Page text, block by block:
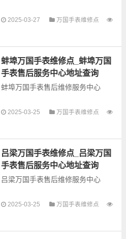
息，可以为您提供万国全型号手表
的故障检测维修，手表保养等业
务，为了享受优质...
2025-03-27
万国手表维修点
蚌埠万国手表维修点_蚌埠万国
手表售后服务中心地址查询
蚌埠万国手表售后维修服务中心
以下是古锋网为您整理的蚌埠万国
的故障检测维修，手表保养等业
务，为了享受优质的...
2025-03-25
万国手表维修点
吕梁万国手表维修点_吕梁万国
手表售后服务中心地址查询
吕梁万国手表售后维修服务中心
以下是古锋网为您整理的吕梁万国
的故障检测维修，手表保养等业
2025-03-25
万国手表维修点